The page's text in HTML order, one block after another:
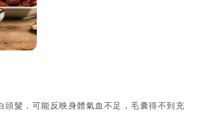
髮，可能反映身體氣血不足，毛囊得不到充